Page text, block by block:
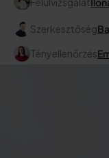
Szerkesztőség
Tényellenőrzés